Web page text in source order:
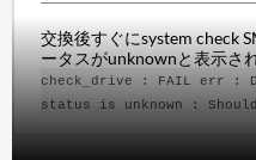
交換後すぐにsystem check
ータスがunknownと表示され
check_drive : FAIL err :
status is unknown :